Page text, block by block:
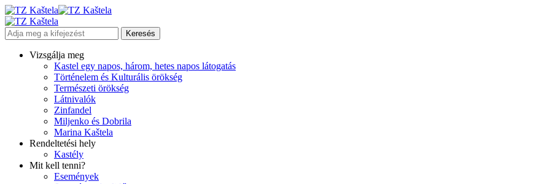
Vizsgálja meg
Kastel egy napos, három, hetes napos látogatás
Történelem és Kulturális örökség
Természeti örökség
Látnivalók
Zinfandel
Miljenko és Dobrila
Marina Kaštela
Rendeltetési hely
Kastély
Mit kell tenni?
Események